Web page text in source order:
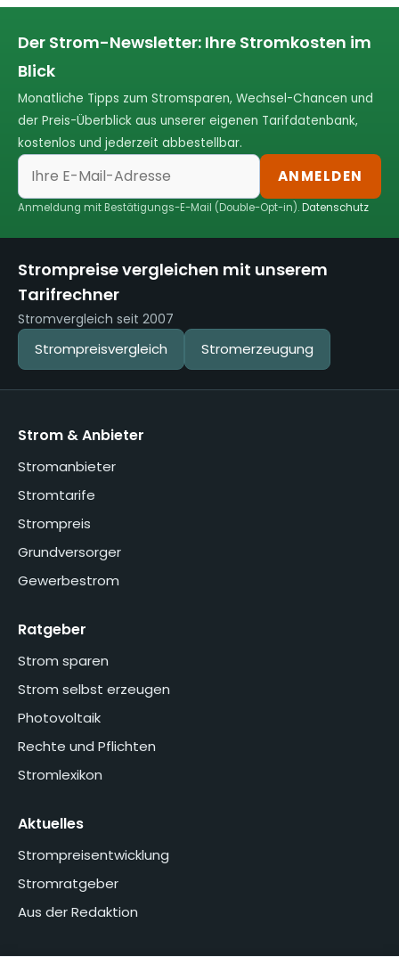
Der Strom-Newsletter: Ihre Stromkosten im
Blick
Monatliche Tipps zum Stromsparen, Wechsel-Chancen und
der Preis-Überblick aus unserer eigenen Tarifdatenbank,
kostenlos und jederzeit abbestellbar.
ANMELDEN
Anmeldung mit Bestätigungs-E-Mail (Double-Opt-in).Datenschutz
Strompreise vergleichen mit unserem
Tarifrechner
Stromvergleich seit 2007
Strompreisvergleich Stromerzeugung
Strom & Anbieter
Stromanbieter
Stromtarife
Strompreis
Grundversorger
Gewerbestrom
Ratgeber
Strom sparen
Strom selbst erzeugen
Photovoltaik
Rechte und Pflichten
Stromlexikon
Aktuelles
Strompreisentwicklung
Stromratgeber
Aus der Redaktion